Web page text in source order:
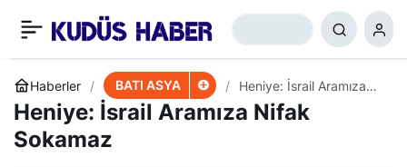
Haberler BATI ASYA
Heniye: İsrail Aramıza
Nifak Sokamaz
Heniye: İsrail Aramıza Nifak
Sokamaz
Filistin Direnişi: İsrail’i
Yerli Füzelerle Vurduk
+ 0 Paylaş